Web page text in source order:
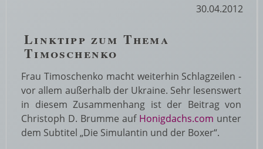
30.04.2012
Linktipp zum Thema
Timoschenko
Frau Timoschenko macht weiterhin Schlagzeilen -
vor allem außerhalb der Ukraine. Sehr lesenswert
in diesem Zusammenhang ist der Beitrag von
Christoph D. Brumme auf Honigdachs.com unter
dem Subtitel „Die Simulantin und der Boxer“.